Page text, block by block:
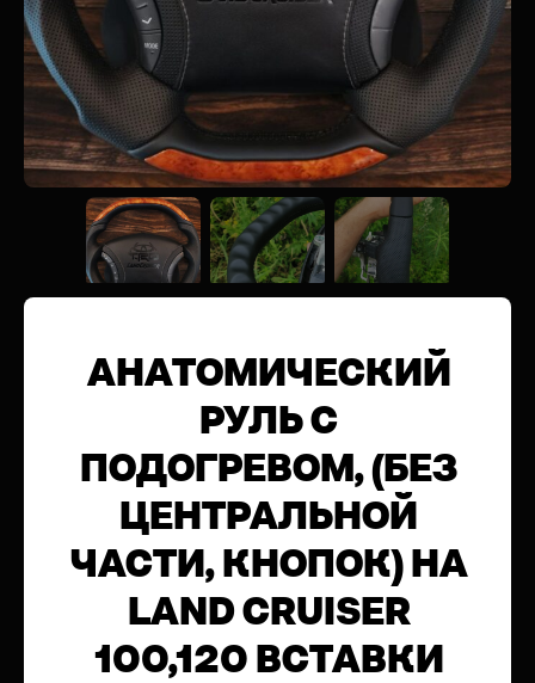
АНАТОМИЧЕСКИЙ
РУЛЬ С
ПОДОГРЕВОМ, (БЕЗ
ЦЕНТРАЛЬНОЙ
ЧАСТИ, КНОПОК) НА
LAND CRUISER
100,120 ВСТАВКИ